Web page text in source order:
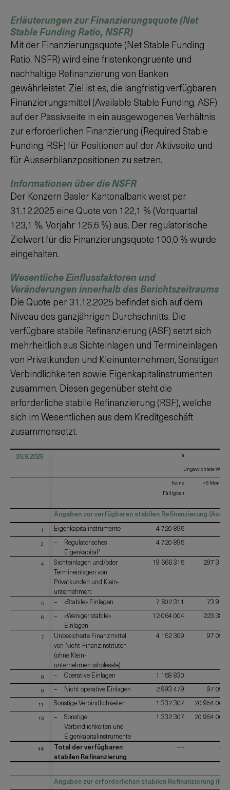
Erläuterungen zur Finanzierungsquote (Net
Stable Funding Ratio, NSFR)
Mit der Finanzierungsquote (Net Stable Funding
Ratio, NSFR) wird eine fristenkongruente und
nachhaltige Refinanzierung von Banken
gewährleistet. Ziel ist es, die langfristig verfügbaren
Finanzierungsmittel (Available Stable Funding, ASF)
auf der Passivseite in ein ausgewogenes Verhältnis
zur erforderlichen Finanzierung (Required Stable
Funding, RSF) für Positionen auf der Aktivseite und
für Ausserbilanzpositionen zu setzen.
Informationen über die NSFR
Der Konzern Basler Kantonalbank weist per
31.12.2025 eine Quote von 122,1 % (Vorquartal
123,1 %, Vorjahr 126,6 %) aus. Der regulatorische
Zielwert für die Finanzierungsquote 100,0 %wurde
eingehalten.
Wesentliche Einflussfaktoren und
Veränderungen innerhalb des Berichtszeitraums
Die Quote per31.12.2025 befindet sich auf dem
Niveau des ganzjährigen Durchschnitts. Die
verfügbare stabile Refinanzierung (ASF) setzt sich
mehrheitlich aus Sichteinlagen und Termineinlagen
von Privatkunden und Kleinunternehmen, Sonstigen
Verbindlichkeiten sowie Eigenkapitalinstrumenten
zusammen. Diesen gegenüber steht die
erforderliche stabile Refinanzierung (RSF), welche
sich im Wesentlichen aus dem Kreditgeschäft
zusammensetzt.
30.9.2025 a
Ungewichtete
Keine
Fälligkeit
<6 Monate
Angaben zur verfügbaren stabilen Refinanzierung
1 Eigenkapitalinstrumente 4 720 895
2
Regulatorisches
Eigenkapital1
4 720 895
4
Sichteinlagen und/oder
Termineinlagen von
Privatkunden und Klein-
unternehmen:
19 666 315 297 313
5 «Stabile» Einlagen 7 602 311 73 927
6
«Weniger stabile»
Einlagen
12 064 004 223 386
7
Unbesicherte Finanzmittel
von Nicht-Finanzinstituten
(ohne Klein-
unternehmen wholesale):
4 152 309 97 096
8 Operative Einlagen 1 158 830
9 Nicht operative Einlagen 2 993 479 97 096
11 Sonstige Verbindlichkeiten 1 332 307 20 954 003
13
Sonstige
Verbindlichkeiten und
Eigenkapitalinstrumente
1 332 307 20 954 003
14
Total der verfügbaren
stabilen Refinanzierung
--- ---
Angaben zur erforderlichen stabilen Refinanzierung